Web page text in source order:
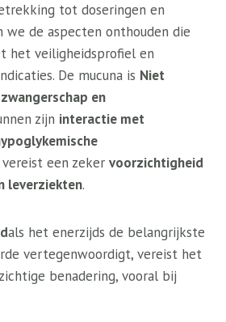
tot doseringen en
we de aspecten onthouden die
het veiligheidsprofiel en
De mucuna is Niet
en
zijn interactie met
een zeker voorzichtigheid
leverziekten.
als het enerzijds de belangrijkste
vertegenwoordigt, vereist het
benadering, vooral bij